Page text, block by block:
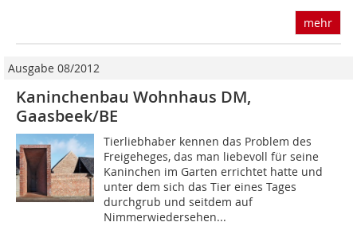
mehr
Ausgabe 08/2012
Kaninchenbau Wohnhaus DM,
Gaasbeek/BE
Tierliebhaber kennen das Problem des
Freigeheges, das man liebevoll für seine
Kaninchen im Garten errichtet hatte und
unter dem sich das Tier eines Tages
durchgrub und seitdem auf
Nimmerwiedersehen...